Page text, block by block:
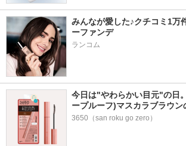
みんなが愛した♪クチコミ1万
ーファンデ
ランコム
今日は"やわらかい目元"の日
ープルーフ)マスカラブラウン
3650（san roku go zero）